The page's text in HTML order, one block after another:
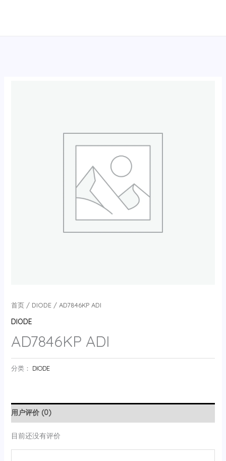
首页/ DIODE/ AD7846KP ADI
DIODE
AD7846KP ADI
分类： DIODE
用户评价 (0)
目前还没有评价